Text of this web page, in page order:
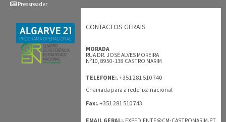
Pressreader
CONTACTOS GERAIS
MORADA
RUA DR. JOSÉ ALVES MOREIRA
Nº10, 8950-138 CASTRO MARIM
TELEFONE:.+351 281 510 740
Chamada para a rede fixa nacional
Fax:.+351 281 510 743
EMAIL GERAL:. EXPEDIENTE@CM-CASTROMARIM.PT